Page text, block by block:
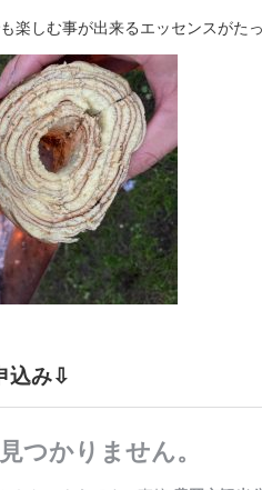
楽しむ事が出来るエッセンスがた
込み⇩